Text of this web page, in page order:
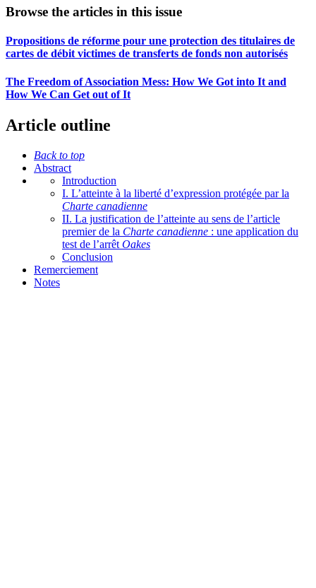
Browse the articles in this issue
Propositions de réforme pour une protection des titulaires de
cartes de débit victimes de transferts de fonds non autorisés
The Freedom of Association Mess: How We Got into It and
How We Can Get out of It
Article outline
Back to top
Abstract
Introduction
I. L’atteinte à la liberté d’expression protégée par la
Charte canadienne
II. La justification de l’atteinte au sens de l’article
premier de la Charte canadienne : une application du
test de l’arrêt Oakes
Conclusion
Remerciement
Notes